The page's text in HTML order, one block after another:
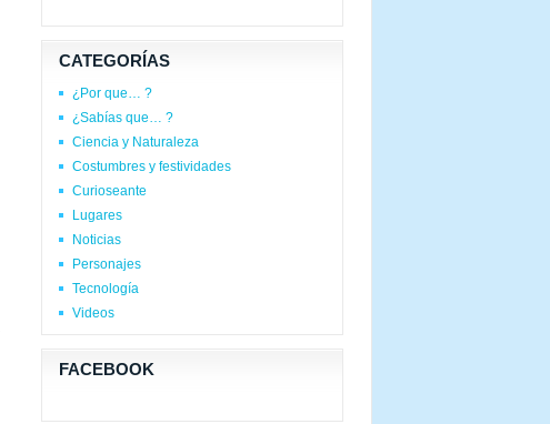
CATEGORÍAS
¿Por que… ?
¿Sabías que… ?
Ciencia y Naturaleza
Costumbres y festividades
Curioseante
Lugares
Noticias
Personajes
Tecnología
Videos
FACEBOOK